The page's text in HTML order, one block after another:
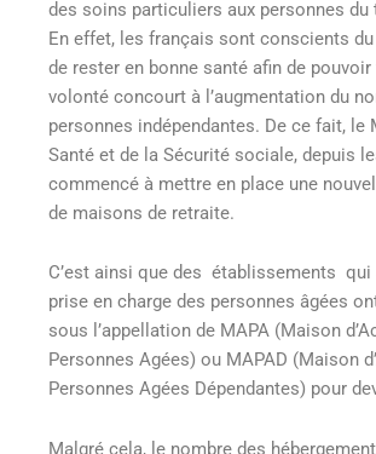
des soins particuliers aux personnes du
En effet, les français sont conscients
de rester en bonne santé afin de
volonté concourt à l’augmentation du
personnes indépendantes. De ce fait, le
Santé et de la Sécurité sociale, depuis
commencé à mettre en place une
de maisons de retraite.
C’est ainsi que des établissements qui
prise en charge des personnes âgées
sous l’appellation de MAPA (Maison
Personnes Agées) ou MAPAD (Maison
Personnes Agées Dépendantes) pour
Malgré cela, le nombre des